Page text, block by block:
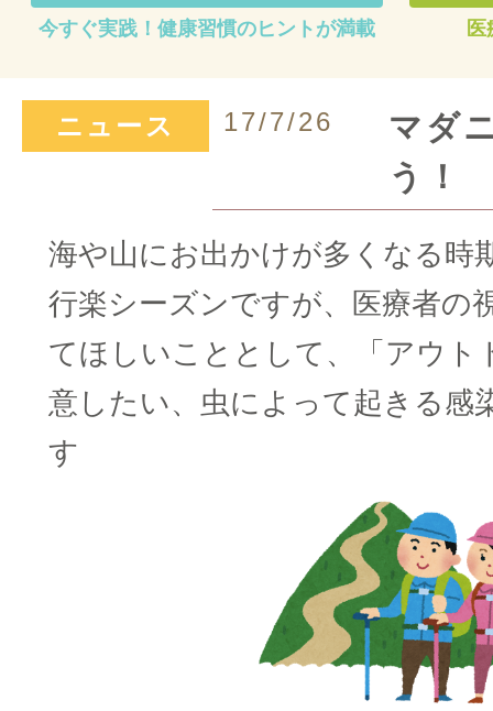
今すぐ実践！健康習慣のヒントが満載
ニュース 17/7/26
マダ
う！
海や山にお出かけが多くなる時
行楽シーズンですが、医療者の
てほしいこととして、「アウト
意したい、虫によって起きる感
す